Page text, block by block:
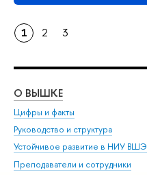
1 2 3
О ВЫШКЕ
Цифры и факты
Руководство и структура
Устойчивое развитие в НИУ ВШЭ
Преподаватели и сотрудники